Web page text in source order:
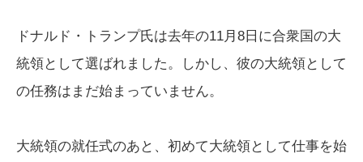
ドナルド・トランプ氏は去年の11月8日に合衆国の大
統領として選ばれました。しかし、彼の大統領として
の任務はまだ始まっていません。
大統領の就任式のあと、初めて大統領として仕事を始